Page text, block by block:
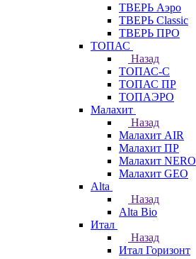
ТВЕРЬ Аэро
ТВЕРЬ Classic
ТВЕРЬ ПРО
ТОПАС
Назад
ТОПАС-С
ТОПАС ПР
ТОПАЭРО
Малахит
Назад
Малахит AIR
Малахит ПР
Малахит NERO
Малахит GEO
Alta
Назад
Alta Bio
Итал
Назад
Итал Горизонт